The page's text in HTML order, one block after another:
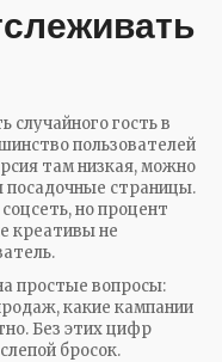
гость в
пользователей
там низкая, можно
посадочные страницы.
но процент
креативы не
простые вопросы:
какие кампании
Без этих цифр
бросок.